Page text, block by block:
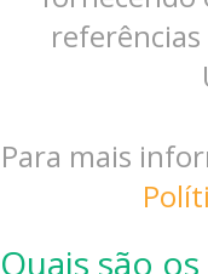
Para mais
Quais são